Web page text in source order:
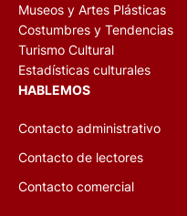
Museos y Artes Plásticas
Costumbres y Tendencias
Turismo Cultural
Estadísticas culturales
HABLEMOS
Contacto administrativo
Contacto de lectores
Contacto comercial